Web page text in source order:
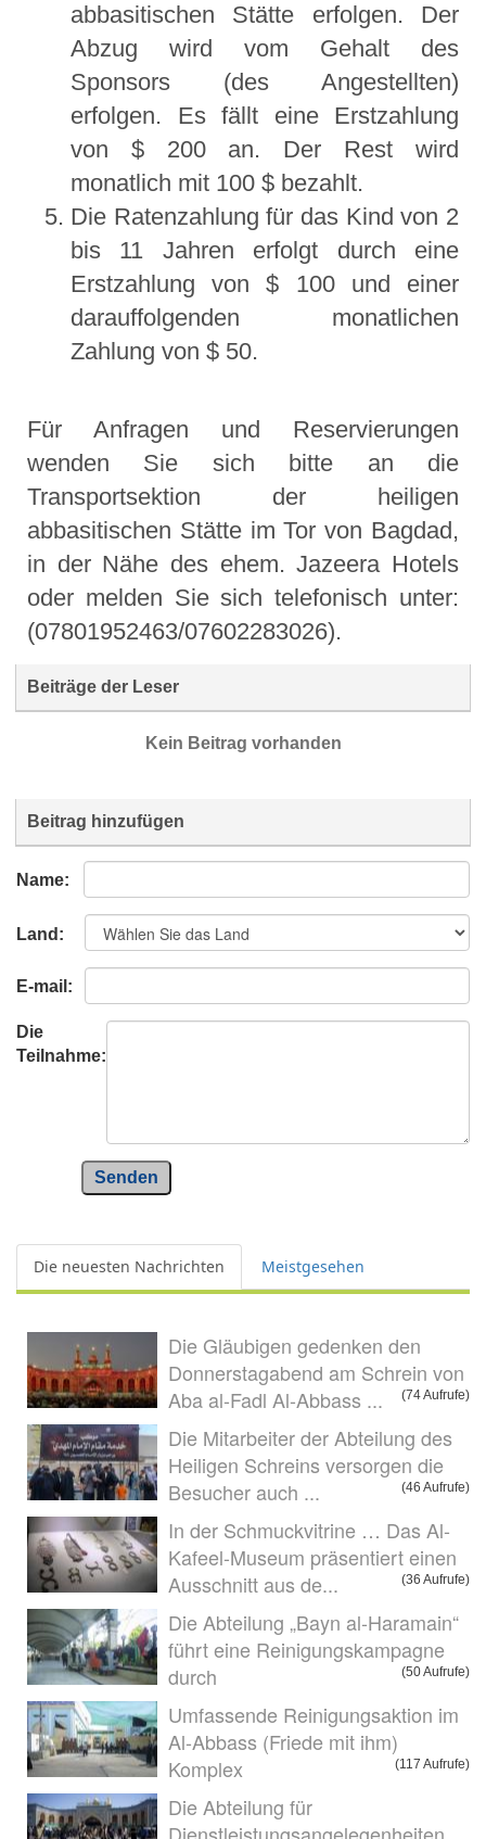
abbasitischen Stätte erfolgen. Der
Abzug wird vom Gehalt des
Sponsors (des Angestellten)
erfolgen. Es fällt eine Erstzahlung
von $ 200 an. Der Rest wird
monatlich mit 100 $ bezahlt.
Die Ratenzahlung für das Kind von 2
bis 11 Jahren erfolgt durch eine
Erstzahlung von $ 100 und einer
darauffolgenden monatlichen
Zahlung von $ 50.
Für Anfragen und Reservierungen
wenden Sie sich bitte an die
Transportsektion der heiligen
abbasitischen Stätte im Tor von Bagdad,
in der Nähe des ehem. Jazeera Hotels
oder melden Sie sich telefonisch unter:
(07801952463/07602283026).
Beiträge der Leser
Kein Beitrag vorhanden
Beitrag hinzufügen
Name:
Land:
E-mail:
Die
Teilnahme:
Senden
Die neuesten Nachrichten Meistgesehen
Die Gläubigen gedenken den
Donnerstagabend am Schrein von
Aba al-Fadl Al-Abbass ...
(74 Aufrufe)
Die Mitarbeiter der Abteilung des
Heiligen Schreins versorgen die
Besucher auch ...
(46 Aufrufe)
In der Schmuckvitrine … Das Al-
Kafeel-Museum präsentiert einen
Ausschnitt aus de...
(36 Aufrufe)
Die Abteilung „Bayn al-Haramain“
führt eine Reinigungskampagne
durch
(50 Aufrufe)
Umfassende Reinigungsaktion im
Al-Abbass (Friede mit ihm)
Komplex
(117 Aufrufe)
Die Abteilung für